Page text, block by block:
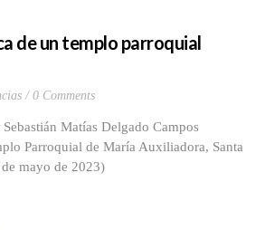
de un templo parroquial
0 Comments
Matías Delgado Campos
Parroquial de María Auxiliadora, Santa
mayo de 2023)